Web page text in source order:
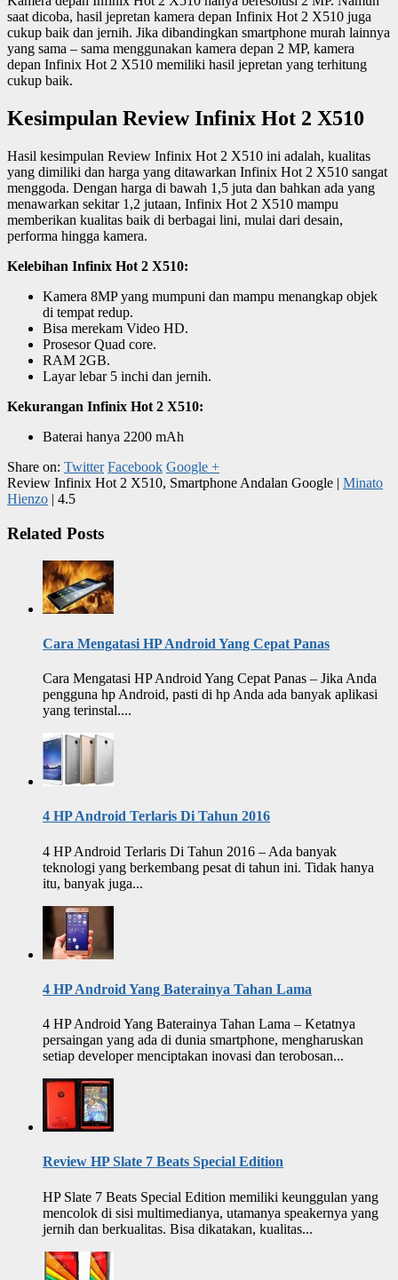
saat dicoba, hasil jepretan kamera depan Infinix Hot 2 X510 juga
cukup baik dan jernih. Jika dibandingkan smartphone murah lainnya
yang sama – sama menggunakan kamera depan 2 MP, kamera
depan Infinix Hot 2 X510 memiliki hasil jepretan yang terhitung
cukup baik.
Kesimpulan Review Infinix Hot 2 X510
Hasil kesimpulan Review Infinix Hot 2 X510 ini adalah, kualitas
yang dimiliki dan harga yang ditawarkan Infinix Hot 2 X510 sangat
menggoda. Dengan harga di bawah 1,5 juta dan bahkan ada yang
menawarkan sekitar 1,2 jutaan, Infinix Hot 2 X510 mampu
memberikan kualitas baik di berbagai lini, mulai dari desain,
performa hingga kamera.
Kelebihan Infinix Hot 2 X510:
Kamera 8MP yang mumpuni dan mampu menangkap objek
di tempat redup.
Bisa merekam Video HD.
Prosesor Quad core.
RAM 2GB.
Layar lebar 5 inchi dan jernih.
Kekurangan Infinix Hot 2 X510:
Baterai hanya 2200 mAh
Share on: Twitter Facebook Google +
Review Infinix Hot 2 X510, Smartphone Andalan Google | Minato
Hienzo | 4.5
Related Posts
Cara Mengatasi HP Android Yang Cepat Panas
Cara Mengatasi HP Android Yang Cepat Panas – Jika Anda
pengguna hp Android, pasti di hp Anda ada banyak aplikasi
yang terinstal....
4 HP Android Terlaris Di Tahun 2016
4 HP Android Terlaris Di Tahun 2016 – Ada banyak
teknologi yang berkembang pesat di tahun ini. Tidak hanya
itu, banyak juga...
4 HP Android Yang Baterainya Tahan Lama
4 HP Android Yang Baterainya Tahan Lama – Ketatnya
persaingan yang ada di dunia smartphone, mengharuskan
setiap developer menciptakan inovasi dan terobosan...
Review HP Slate 7 Beats Special Edition
HP Slate 7 Beats Special Edition memiliki keunggulan yang
mencolok di sisi multimedianya, utamanya speakernya yang
jernih dan berkualitas. Bisa dikatakan, kualitas...